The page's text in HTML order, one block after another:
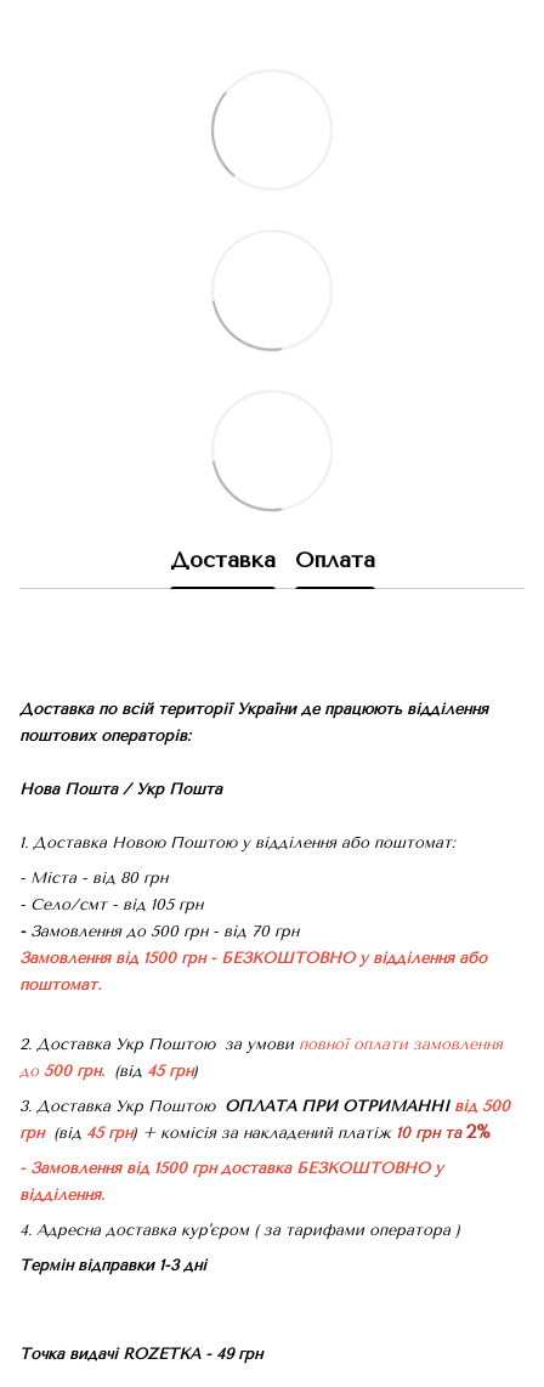
Доставка Оплата
Доставка по всій території України де працюють відділення
поштових операторів:
Нова Пошта / Укр Пошта
1. Доставка Новою Поштою у відділення або поштомат:
- Міста - від 80 грн
- Село/смт - від 105 грн
-Замовлення до 500 грн - від 70 грн
Замовлення від 1500 грн - БЕЗКОШТОВНО у відділення або
поштомат.
2. Доставка Укр Поштою за умови повної оплати замовлення
до 500 грн. (від 45 грн)
3. Доставка Укр ПоштоюОПЛАТА ПРИ ОТРИМАННІ від 500
грн (від 45 грн) + комісія за накладений платіж 10 грн та 2%
- Замовлення від 1500 грн доставка БЕЗКОШТОВНО у
відділення.
4. Адресна доставка кур'єром ( за тарифами оператора )
Термін відправки 1-3 дні
Точка видачі ROZETKA - 49 грн